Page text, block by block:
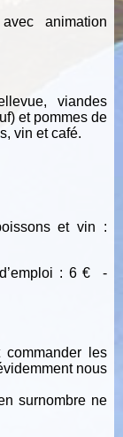
animation
viandes
et pommes de
vin et café.
et vin :
: 6 € -
commander les
nous
surnombre ne